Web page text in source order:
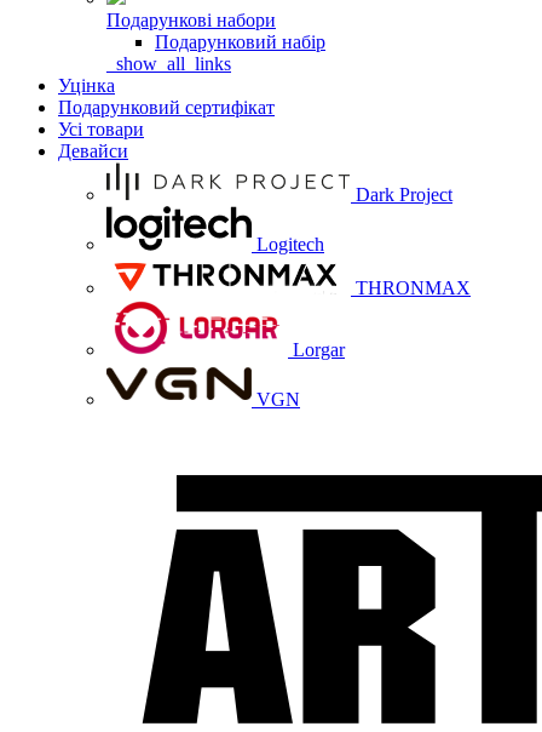
Подарункові набори
Подарунковий набір
_show_all_links
Уцінка
Подарунковий сертифікат
Усі товари
Девайси
Dark Project
Logitech
THRONMAX
Lorgar
VGN